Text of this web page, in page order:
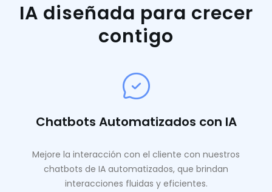
IA diseñada para crecer
contigo
Chatbots Automatizados con IA
Mejore la interacción con el cliente con nuestros
chatbots de IA automatizados, que brindan
interacciones fluidas y eficientes.